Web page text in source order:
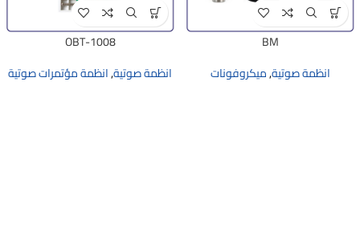
BM
انظمة صوتية,ميكروفونات
OBT-1008
انظمة صوتية,انظمة مؤتمرات صوتية